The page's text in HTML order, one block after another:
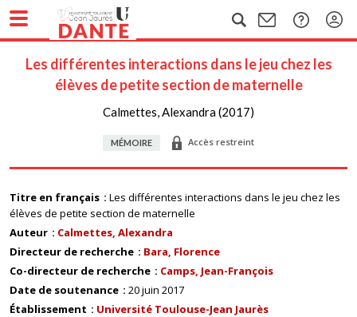
Les différentes interactions dans le jeu chez les
élèves de petite section de maternelle
Calmettes, Alexandra (2017)
MÉMOIRE Accès restreint
Titre en français
Les différentes interactions dans le jeu chez les
élèves de petite section de maternelle
Auteur
Calmettes, Alexandra
Directeur de recherche
Bara, Florence
Co-directeur de recherche
Camps, Jean-François
Date de soutenance
20 juin 2017
Établissement
Université Toulouse-Jean Jaurès